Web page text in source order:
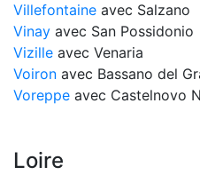
Villefontaine avec Salzano
Vinay avec San Possidonio
Vizille avec Venaria
Voiron avec Bassano del
Voreppe avec Castelnovo
Loire